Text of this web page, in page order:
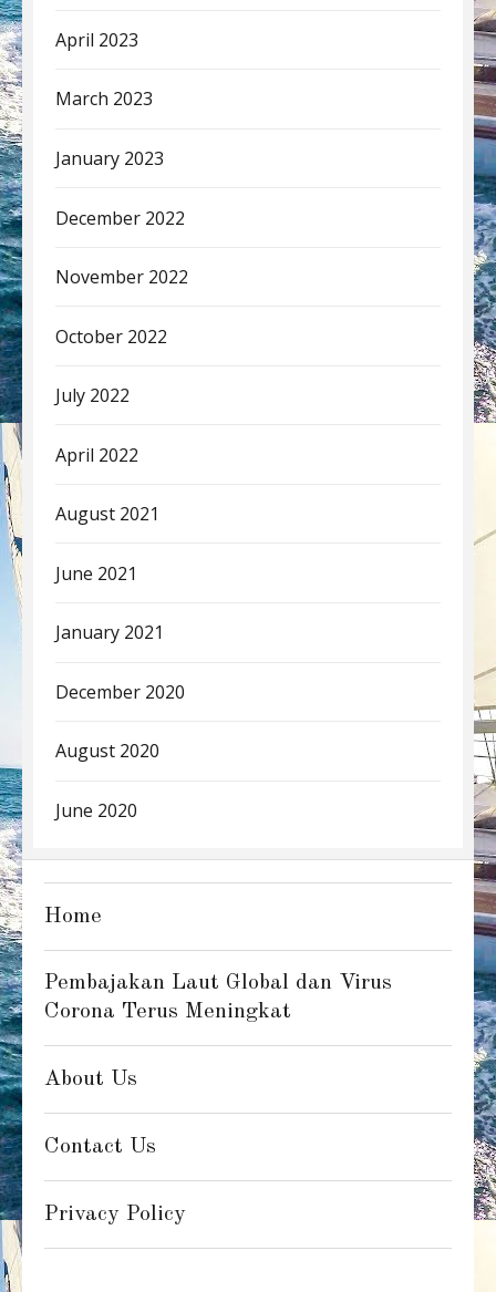
April 2023
March 2023
January 2023
December 2022
November 2022
October 2022
July 2022
April 2022
August 2021
June 2021
January 2021
December 2020
August 2020
June 2020
Home
Pembajakan Laut Global dan Virus
Corona Terus Meningkat
About Us
Contact Us
Privacy Policy